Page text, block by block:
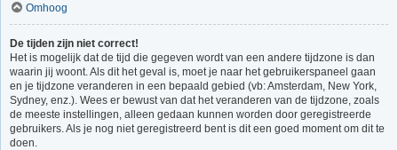
Omhoog
De tijden zijn niet correct!
Het is mogelijk dat de tijd die gegeven wordt van een andere tijdzone is dan
waarin jij woont. Als dit het geval is, moet je naar het gebruikerspaneel gaan
en je tijdzone veranderen in een bepaald gebied (vb: Amsterdam, New York,
Sydney, enz.). Wees er bewust van dat het veranderen van de tijdzone, zoals
de meeste instellingen, alleen gedaan kunnen worden door geregistreerde
gebruikers. Als je nog niet geregistreerd bent is dit een goed moment om dit te
doen.